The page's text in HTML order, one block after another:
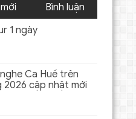
Bình luận
1 ngày
Ca Huế trên
2026 cập nhật mới